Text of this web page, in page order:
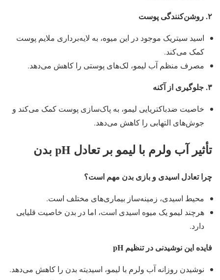
۲.روشن‌کنندگی پوست
اسید سیتریک موجود در این میوه، به لایه‌برداری ملایم پوست
کمک می‌کند.
مصرف منظم آب لیمو، لک‌های پوستی را کاهش می‌دهد.
۳.جلوگیری از آکنه
خاصیت ضدباکتریایی لیمو، به پاک‌سازی پوست کمک می‌کند و
جوش‌های التهابی را کاهش می‌دهد.
تأثیر آب ولرم با لیمو بر تعادل بدن
چرا تعادل اسیدی و بازی بدن مهم است؟
محیط اسیدی، زمینه‌ساز بیماری‌های مختلف است.
هرچند لیمو یک میوه اسیدی است، اما در بدن خاصیت قلیایی
دارد.
فایده این نوشیدنی در تنظیم
نوشیدن روزانه آب ولرم با لیمو، اسیدیته بدن را کاهش می‌دهد.